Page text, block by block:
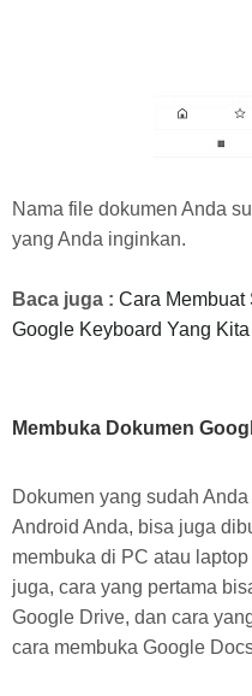
Nama file dokumen Anda
yang Anda inginkan.
Baca juga : Cara Membuat
Google Keyboard Yang
Membuka Dokumen
Dokumen yang sudah
Android Anda, bisa juga
membuka di PC atau
juga, cara yang pertama
Google Drive, dan cara
cara membuka Google